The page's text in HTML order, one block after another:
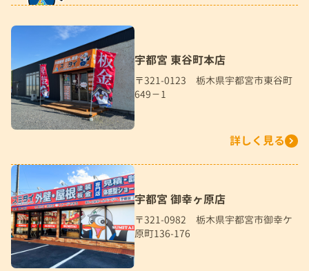
宇都宮 東谷町本店
〒321-0123 栃木県宇都宮市東谷町
649－1
詳しく見る
宇都宮 御幸ヶ原店
〒321-0982 栃木県宇都宮市御幸ケ
原町136-176